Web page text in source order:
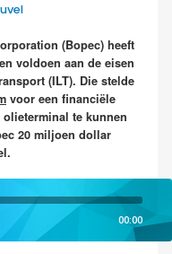
(Bopec) heeft
voldoen aan de eisen
(ILT). Die stelde
voor een financiële
te kunnen
20 miljoen dollar
00:00